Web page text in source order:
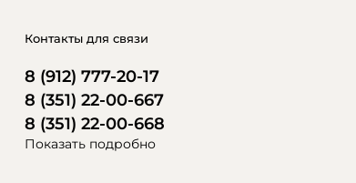
Контакты для связи
8 (912) 777-20-17
8 (351) 22-00-667
8 (351) 22-00-668
Показать подробно